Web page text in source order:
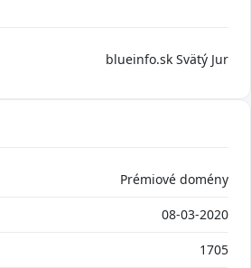
blueinfo.sk Svätý Jur
Prémiové domény
08-03-2020
1705